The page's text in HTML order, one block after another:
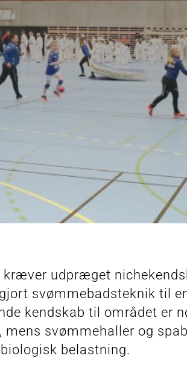
udpræget
svømmebadsteknik til
kendskab til området er
mens svømmehaller og
belastning.